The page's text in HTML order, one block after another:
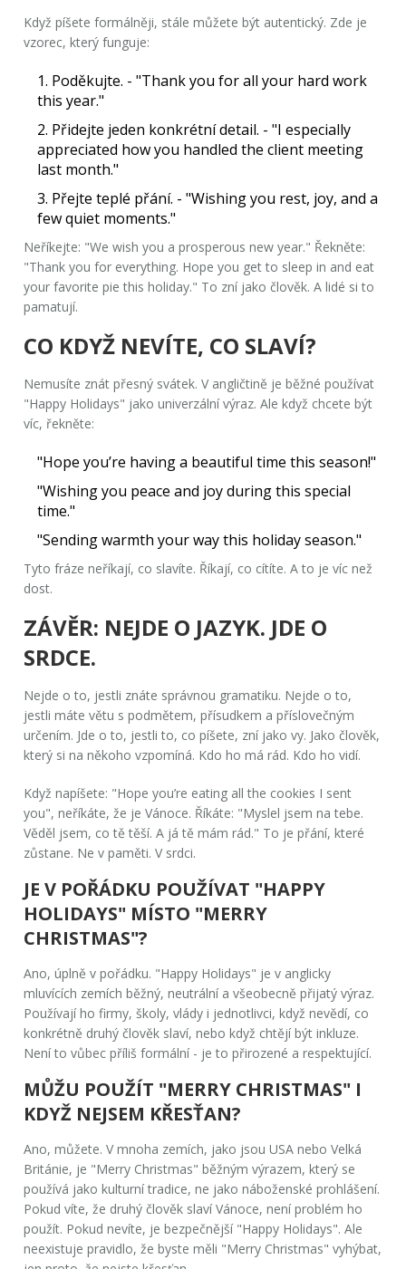
Když píšete formálněji, stále můžete být autentický. Zde je
vzorec, který funguje:
1. Poděkujte. -"Thank you for all your hard work
this year."
2. Přidejte jeden konkrétní detail. -"I especially
appreciated how you handled the client meeting
last month."
3. Přejte teplé přání. -"Wishing you rest, joy, and a
few quiet moments."
Neříkejte: "We wish you a prosperous new year." Řekněte:
"Thank you for everything. Hope you get to sleep in and eat
your favorite pie this holiday." To zní jako člověk. A lidé si to
pamatují.
CO KDYŽ NEVÍTE, CO SLAVÍ?
Nemusíte znát přesný svátek. V angličtině je běžné používat
"Happy Holidays" jako univerzální výraz. Ale když chcete být
víc, řekněte:
"Hope you’re having a beautiful time this season!"
"Wishing you peace and joy during this special
time."
"Sending warmth your way this holiday season."
Tyto fráze neříkají, co slavíte. Říkají, co cítíte. A to je víc než
dost.
ZÁVĚR: NEJDE O JAZYK. JDE O
SRDCE.
Nejde o to, jestli znáte správnou gramatiku. Nejde o to,
jestli máte větu s podmětem, přísudkem a příslovečným
určením. Jde o to, jestli to, co píšete, zní jakovy. Jako člověk,
který si na někoho vzpomíná. Kdo ho má rád. Kdo ho vidí.
Když napíšete: "Hope you’re eating all the cookies I sent
you", neříkáte, že je Vánoce. Říkáte: "Myslel jsem na tebe.
Věděl jsem, co tě těší. A já tě mám rád." To je přání, které
zůstane. Ne v paměti. V srdci.
JE V POŘÁDKU POUŽÍVAT "HAPPY
HOLIDAYS" MÍSTO "MERRY
CHRISTMAS"?
Ano, úplně v pořádku. "Happy Holidays" je v anglicky
mluvících zemích běžný, neutrální a všeobecně přijatý výraz.
Používají ho firmy, školy, vlády i jednotlivci, když nevědí, co
konkrétně druhý člověk slaví, nebo když chtějí být inkluze.
Není to vůbec příliš formální - je to přirozené a respektující.
MŮŽU POUŽÍT "MERRY CHRISTMAS" I
KDYŽ NEJSEM KŘESŤAN?
Ano, můžete. V mnoha zemích, jako jsou USA nebo Velká
Británie, je "Merry Christmas" běžným výrazem, který se
používá jako kulturní tradice, ne jako náboženské prohlášení.
Pokud víte, že druhý člověk slaví Vánoce, není problém ho
použít. Pokud nevíte, je bezpečnější "Happy Holidays". Ale
neexistuje pravidlo, že byste měli "Merry Christmas" vyhýbat,